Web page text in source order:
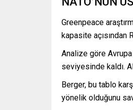
Greenpeace
kapasite açısından
Analize göre Avrupa
seviyesinde kaldı.
Berger, bu tablo
yönelik olduğunu